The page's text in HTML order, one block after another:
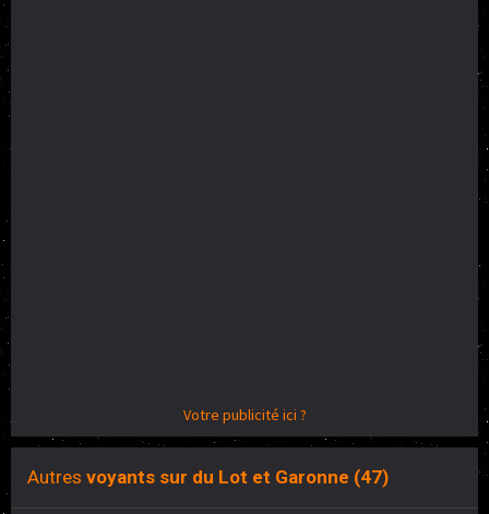
Votre publicité ici ?
Autres voyants sur du Lot et Garonne (47)